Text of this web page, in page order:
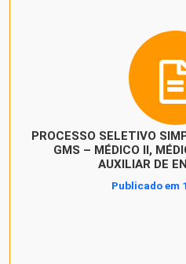
PROCESSO SELETIVO
GMS – MÉDICO II,
AUXILIAR DE
Publicado em